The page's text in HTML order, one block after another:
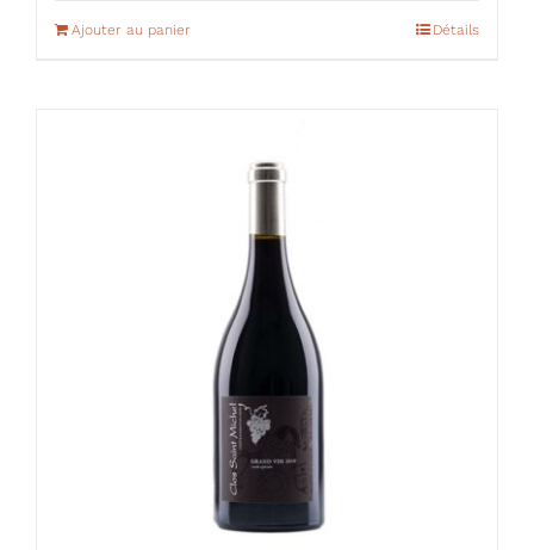
Ajouter au panier Détails